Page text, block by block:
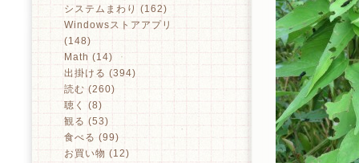
システムまわり (162)
Windowsストアアプリ
(148)
Math (14)
出掛ける (394)
読む (260)
聴く (8)
観る (53)
食べる (99)
お買い物 (12)